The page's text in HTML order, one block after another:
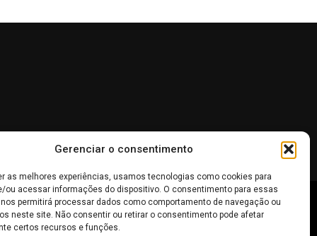
Gerenciar o consentimento
as melhores experiências, usamos tecnologias como cookies para
ou acessar informações do dispositivo. O consentimento para essas
permitirá processar dados como comportamento de navegação ou
neste site. Não consentir ou retirar o consentimento pode afetar
certos recursos e funções.
devem ser interpretadas como recomendações de